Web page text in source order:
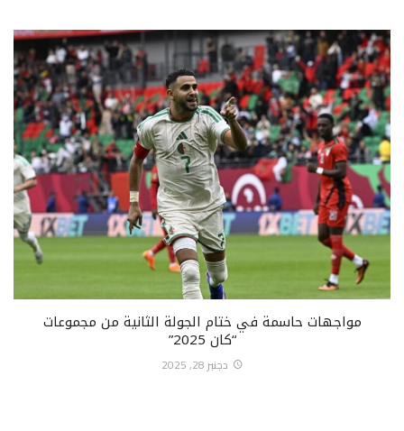
مواجهات حاسمة في ختام الجولة الثانية من مجموعات
“كان 2025”
دجنبر 28, 2025